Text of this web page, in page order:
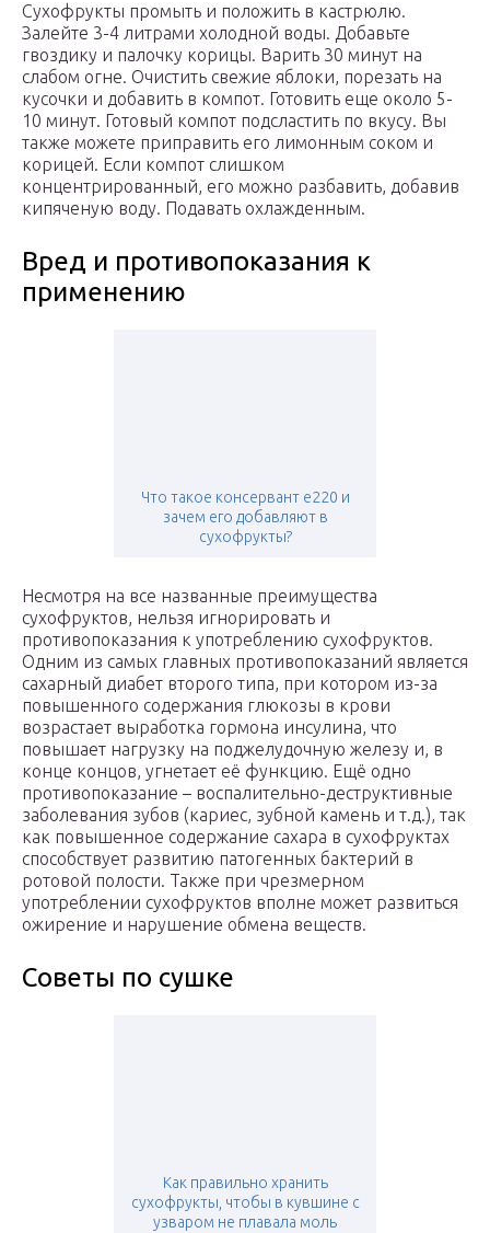
Сухофрукты промыть и положить в кастрюлю.
Залейте 3-4 литрами холодной воды. Добавьте
гвоздику и палочку корицы. Варить 30 минут на
слабом огне. Очистить свежие яблоки, порезать на
кусочки и добавить в компот. Готовить еще около 5-
10 минут. Готовый компот подсластить по вкусу. Вы
также можете приправить его лимонным соком и
корицей. Если компот слишком
концентрированный, его можно разбавить, добавив
кипяченую воду. Подавать охлажденным.
Вред и противопоказания к
применению
Что такое консервант e220 и
зачем его добавляют в
сухофрукты?
Несмотря на все названные преимущества
сухофруктов, нельзя игнорировать и
противопоказания к употреблению сухофруктов.
Одним из самых главных противопоказаний является
сахарный диабет второго типа, при котором из-за
повышенного содержания глюкозы в крови
возрастает выработка гормона инсулина, что
повышает нагрузку на поджелудочную железу и, в
конце концов, угнетает её функцию. Ещё одно
противопоказание – воспалительно-деструктивные
заболевания зубов (кариес, зубной камень и т.д.), так
как повышенное содержание сахара в сухофруктах
способствует развитию патогенных бактерий в
ротовой полости. Также при чрезмерном
употреблении сухофруктов вполне может развиться
ожирение и нарушение обмена веществ.
Советы по сушке
Как правильно хранить
сухофрукты, чтобы в кувшине с
узваром не плавала моль